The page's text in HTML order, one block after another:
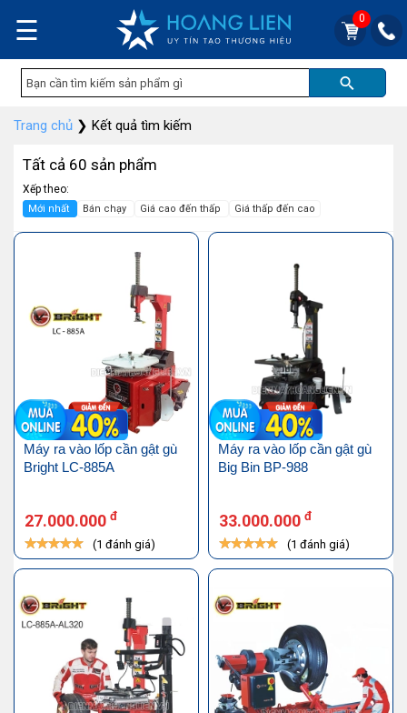
☰ 0
Trang chủ ❯ Kết quả tìm kiếm
Tất cả 60 sản phẩm
Xếp theo:
Mới nhất Bán chạy Giá cao đến thấp Giá thấp đến cao
Máy ra vào lốp cần gật gù
Bright LC-885A
27.000.000 đ
(1 đánh giá)
Máy ra vào lốp cần gật gù
Big Bin BP-988
33.000.000 đ
(1 đánh giá)